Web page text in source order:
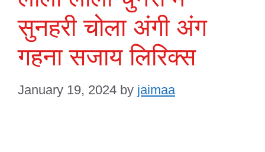
सुनहरी चोला अंगी अंग
गहना सजाय लिरिक्स
January 19, 2024 by jaimaa